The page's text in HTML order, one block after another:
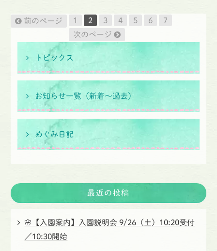
前のページ 1 2 3 4 5 6
7
次のページ
トピックス
お知らせ一覧（新着〜過去）
めぐみ日記
最近の投稿
🌸【入園案内】入園説明会 9/26（土）10:20受付
／10:30開始